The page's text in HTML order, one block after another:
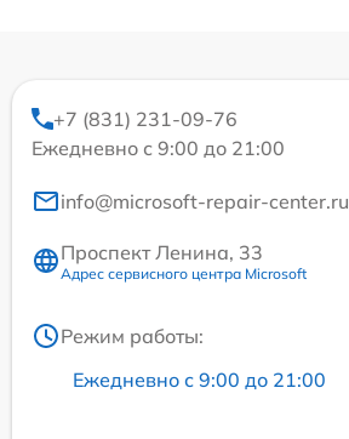
+7 (831) 231-09-76
Ежедневно с 9:00 до 21:00
info@microsoft-repair-center.ru
Проспект Ленина, 33
Адрес сервисного центра Microsoft
Режим работы:
Ежедневно с 9:00 до 21:00